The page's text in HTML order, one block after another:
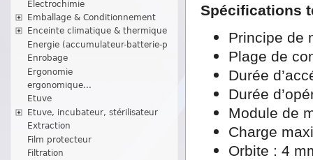
Electrochimie
Emballage & Conditionnement
Enceinte climatique & thermique
Energie (accumulateur-batterie-p
Enrobage
Ergonomie
ergonomique...
Etuve
Etuve, incubateur, stérilisateur
Extraction
Film protecteur
Filtration
Spécifications
Principe de
Plage de
Durée
Durée
Module de
Charge
Orbite : 4